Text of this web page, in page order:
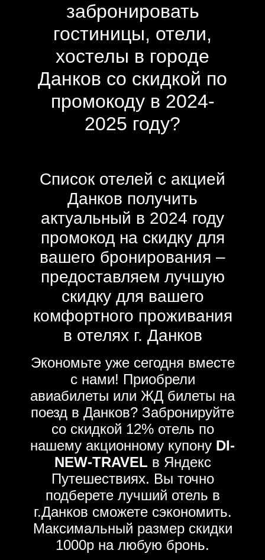
забронировать
гостиницы, отели,
хостелы в городе
Данков со скидкой по
промокоду в 2024-
2025 году?
Список отелей с акцией
Данков получить
актуальный в 2024 году
промокод на скидку для
вашего бронирования –
предоставляем лучшую
скидку для вашего
комфортного проживания
в отелях г. Данков
Экономьте уже сегодня вместе
с нами! Приобрели
авиабилеты или ЖД билеты на
поезд в Данков? Забронируйте
со скидкой 12% отель по
нашему акционному купону DI-
NEW-TRAVEL в Яндекс
Путешествиях. Вы точно
подберете лучший отель в
г.Данков сможете сэкономить.
Максимальный размер скидки
1000р на любую бронь.